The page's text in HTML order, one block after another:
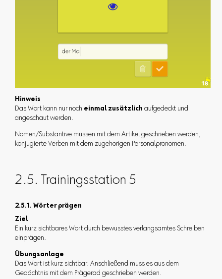
Hinweis
Das Wort kann nur noch einmal zusätzlich aufgedeckt und
angeschaut werden.
Nomen/Substantive müssen mit dem Artikel geschrieben werden,
konjugierte Verben mit dem zugehörigen Personalpronomen.
2.5. Trainingsstation 5
2.5.1. Wörter prägen
Ziel
Ein kurz sichtbares Wort durch bewusstes verlangsamtes Schreiben
einprägen.
Übungsanlage
Das Wort ist kurz sichtbar. Anschließend muss es aus dem
Gedächtnis mit dem Prägerad geschrieben werden.